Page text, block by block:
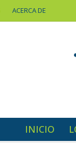
ACERCA DE
INICIO